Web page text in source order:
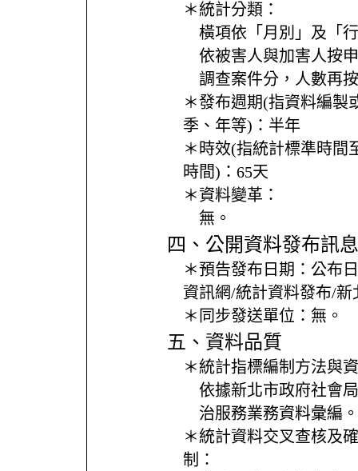
＊統計分類：
橫項依「月別」及「
依被害人與加害人按
調查案件分，人數再
＊發布週期(指資料編製
季、年等)： 半年
＊時效(指統計標準時間
時間)： 65天
＊資料變革：
無。
四、公開資料發布訊息
＊預告發布日期： 公布
資訊網/統計資料發布/
＊同步發送單位： 無。
五、資料品質
＊統計指標編制方法與
依據新北市政府社會
治服務業務資料彙編。
＊統計資料交叉查核及
制：